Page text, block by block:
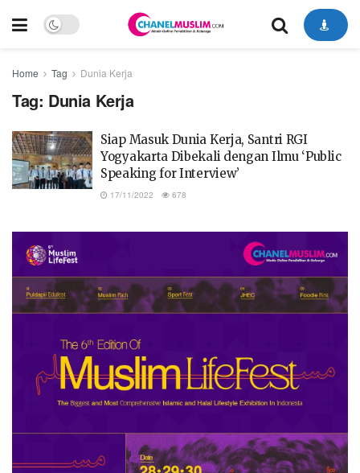
Home Tag Dunia Kerja
Tag: Dunia Kerja
Siap Masuk Dunia Kerja, Santri RGI
Yogyakarta Dibekali dengan Ilmu ‘Public
Speaking for Interview’
17/11/2022 678